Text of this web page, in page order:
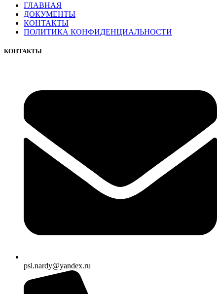
ГЛАВНАЯ
ДОКУМЕНТЫ
КОНТАКТЫ
ПОЛИТИКА КОНФИДЕНЦИАЛЬНОСТИ
КОНТАКТЫ
psl.nardy@yandex.ru